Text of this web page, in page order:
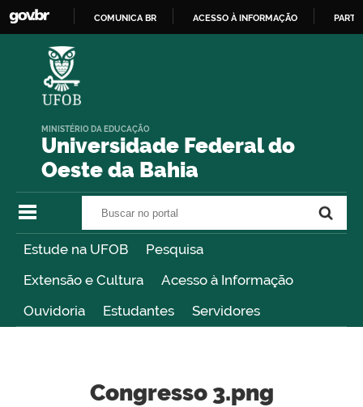
COMUNICA BR ACESSO À INFORMAÇÃO
Universidade Federal do
Oeste da Bahia
MINISTÉRIO DA EDUCAÇÃO
Estude na UFOB
Pesquisa
Extensão e Cultura
Acesso à Informação
Ouvidoria
Estudantes Servidores
Congresso 3.png